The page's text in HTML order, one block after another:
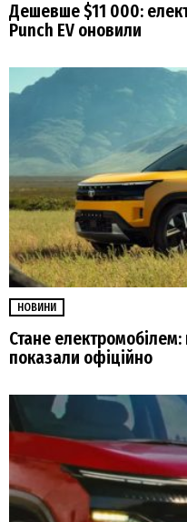
Дешевше $11 000:
Punch EV оновили
НОВИНИ
Стане
показали офіційно